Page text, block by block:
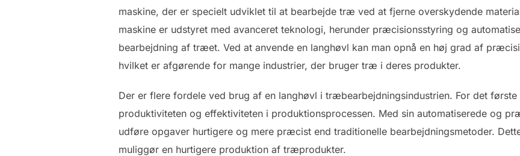
maskine, der er specielt udviklet til at bearbejde træ ved at fjerne overskydende
maskine er udstyret med avanceret teknologi, herunder præcisionsstyring og
bearbejdning af træet. Ved at anvende en langhøvl kan man opnå en høj grad af
hvilket er afgørende for mange industrier, der bruger træ i deres produkter.
Der er flere fordele ved brug af en langhøvl i træbearbejdningsindustrien. For det
produktiviteten og effektiviteten i produktionsprocessen. Med sin automatiserede og
udføre opgaver hurtigere og mere præcist end traditionelle bearbejdningsmetoder.
muliggør en hurtigere produktion af træprodukter.